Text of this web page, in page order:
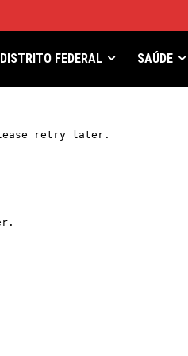
DISTRITO FEDERAL SAÚDE